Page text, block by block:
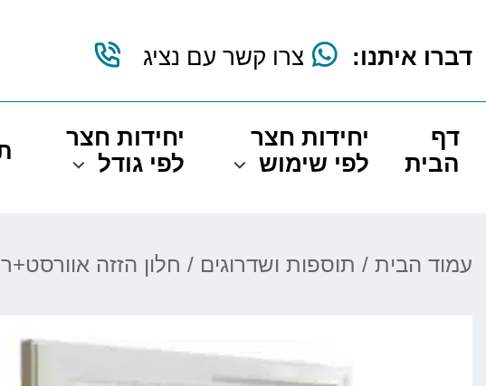
דברו איתנו: צרו קשר עם נציג
דף
הבית
יחידות חצר
לפי שימוש
יחידות חצר
לפי גודל
עמוד הבית / תוספות ושדרוגים / חלון הזזה